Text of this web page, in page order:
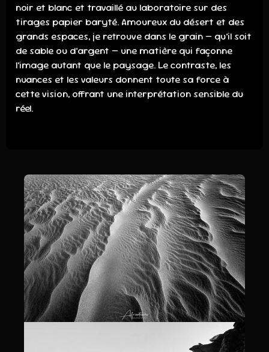
noir et blanc et travaillé au laboratoire sur des
tirages papier baryté. Amoureux du désert et des
grands espaces, je retrouve dans le grain — qu’il soit
de sable ou d’argent — une matière qui façonne
l’image autant que le paysage. Le contraste, les
nuances et les valeurs donnent toute sa force à
cette vision, offrant une interprétation sensible du
réel.